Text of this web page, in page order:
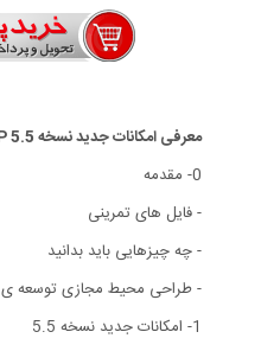
معرفی امکانات جدید نسخه 5.5 PHP
0- مقدمه
- فایل های تمرینی
- چه چیزهایی باید بدانید
- طراحی محیط مجازی توسعه ی PHP 5.5
1- امکانات جدید نسخه 5.5